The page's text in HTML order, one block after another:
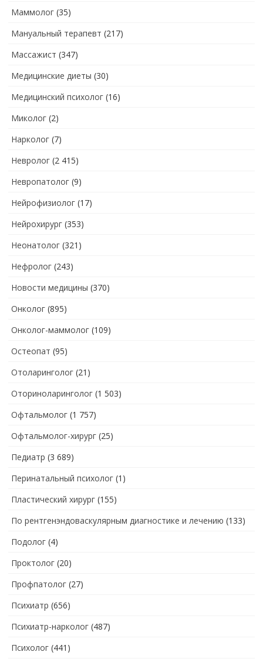
Маммолог (35)
Мануальный терапевт (217)
Массажист (347)
Медицинские диеты (30)
Медицинский психолог (16)
Миколог (2)
Нарколог (7)
Невролог (2 415)
Невропатолог (9)
Нейрофизиолог (17)
Нейрохирург (353)
Неонатолог (321)
Нефролог (243)
Новости медицины (370)
Онколог (895)
Онколог-маммолог (109)
Остеопат (95)
Отоларинголог (21)
Оториноларинголог (1 503)
Офтальмолог (1 757)
Офтальмолог-хирург (25)
Педиатр (3 689)
Перинатальный психолог (1)
Пластический хирург (155)
По рентгенэндоваскулярным диагностике и лечению (133)
Подолог (4)
Проктолог (20)
Профпатолог (27)
Психиатр (656)
Психиатр-нарколог (487)
Психолог (441)